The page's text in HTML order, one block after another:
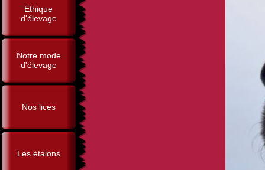
Ethique
d'élevage
Notre mode
d'élevage
Nos lices
Les étalons